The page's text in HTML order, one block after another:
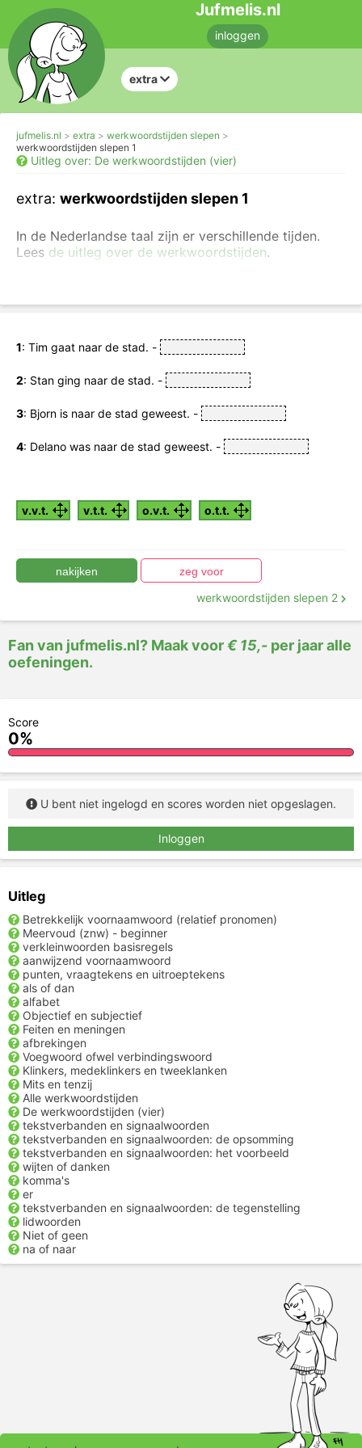
Jufmelis.nl
inloggen
extra
jufmelis.nl extra
werkwoordstijden slepen
werkwoordstijden slepen 1
Uitleg over: De werkwoordstijden (vier)
extra: werkwoordstijden slepen 1
In de Nederlandse taal zijn er verschillende tijden.
Lees de uitleg over de werkwoordstijden.
o.t.t.: onvoltooid tegenwoordige tijd
v.t.t.: voltooid tegenwoordige tijd
o.v.t.: onvoltooid verleden tijd
1: Tim gaat naar de stad. -
2: Stan ging naar de stad. -
3: Bjorn is naar de stad geweest. -
4: Delano was naar de stad geweest. -
v.v.t. v.t.t. o.v.t. o.t.t.
werkwoordstijden slepen 2
Fan van jufmelis.nl? Maak voor€ 15,- per jaar alle
oefeningen.
U bent niet ingelogd en scores worden niet opgeslagen.
Inloggen
Score
0%
Uitleg
Betrekkelijk voornaamwoord (relatief pronomen)
Meervoud (znw) - beginner
verkleinwoorden basisregels
aanwijzend voornaamwoord
punten, vraagtekens en uitroeptekens
als of dan
alfabet
Objectief en subjectief
Feiten en meningen
afbrekingen
Voegwoord ofwel verbindingswoord
Klinkers, medeklinkers en tweeklanken
Mits en tenzij
Alle werkwoordstijden
De werkwoordstijden (vier)
tekstverbanden en signaalwoorden
tekstverbanden en signaalwoorden: de opsomming
tekstverbanden en signaalwoorden: het voorbeeld
wijten of danken
komma's
er
tekstverbanden en signaalwoorden: de tegenstelling
lidwoorden
Niet of geen
na of naar